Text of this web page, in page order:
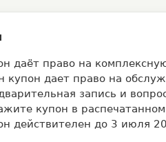
даёт право на
купон дает право на
запись и
купон в
действителен до 3 июля